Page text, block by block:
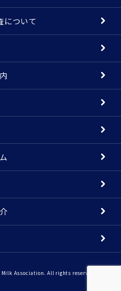
について
Association. All rights reserved.